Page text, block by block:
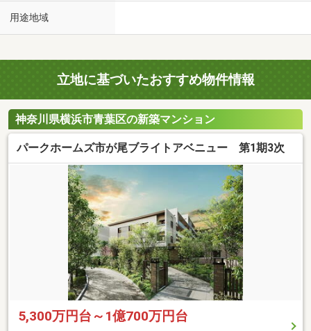
用途地域
立地に基づいたおすすめ物件情報
神奈川県横浜市青葉区の新築マンション
パークホームズ市が尾ブライトアベニュー 第1期3次
5,300万円台～1億700万円台